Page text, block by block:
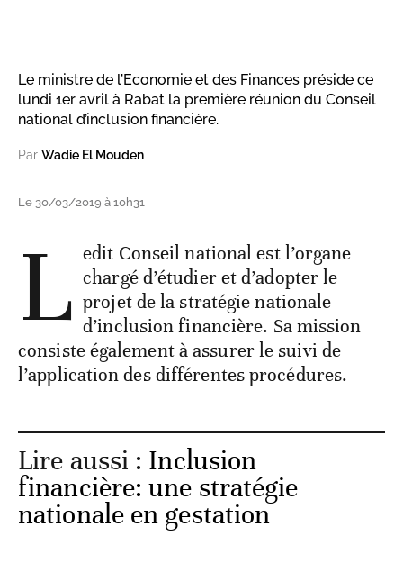
Le ministre de l’Economie et des Finances préside ce
lundi 1er avril à Rabat la première réunion du Conseil
national d’inclusion financière.
Par Wadie El Mouden
Le 30/03/2019 à 10h31
L edit Conseil national est l’organe
chargé d’étudier et d’adopter le
projet de la stratégie nationale
d’inclusion financière. Sa mission
consiste également à assurer le suivi de
l’application des différentes procédures.
Lire aussi : Inclusion
financière: une stratégie
nationale en gestation